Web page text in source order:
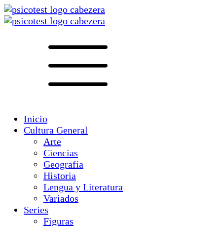
Inicio
Cultura General
Arte
Ciencias
Geografía
Historia
Lengua y Literatura
Variados
Series
Figuras